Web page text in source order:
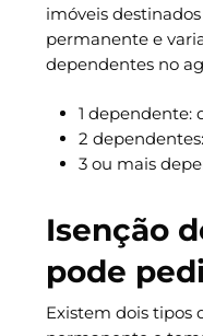
imóveis
permanente e
dependentes no
1 dependente:
2
3 ou mais
Isenção
pode
Existem dois tipos